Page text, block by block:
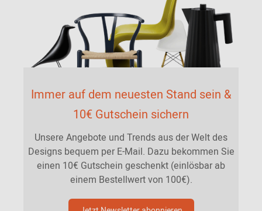
Immer auf dem neuesten Stand sein &
10€ Gutschein sichern
Unsere Angebote und Trends aus der Welt des
Designs bequem per E-Mail. Dazu bekommen Sie
einen 10€ Gutschein geschenkt (einlösbar ab
einem Bestellwert von 100€).